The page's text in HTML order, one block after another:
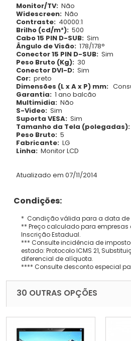
Monitor/TV: Não
Widescreen: Não
Contraste: 40000:1
Brilho (cd/m²): 500
Cabo 15 PIN D-SUB: Sim
Ângulo de Visão: 178/178°
Conector 15 PIN D-SUB: Sim
Peso Bruto (Kg): 30
Conector DVI-D: Sim
Cor: preto
Dimensões (L x A x P) mm:
Garantia: 1 ano balcão
Multimidia: Não
S-Video: Sim
Suporta VESA: Sim
Tamanho da Tela (polegadas):
Peso Bruto: 5
Fabricante: LG
Linha: Monitor LCD
Atualizado em 07/11/2014
Condições:
* Condição válida para a data de
** Preço calculado para empresas
Inscrição Estadual.
*** Consulte incidência de
estado: Protocolo ICMS 21,
diferencial de alíquota.
**** Consulte desconto especial
30 OUTRAS OPÇÕES